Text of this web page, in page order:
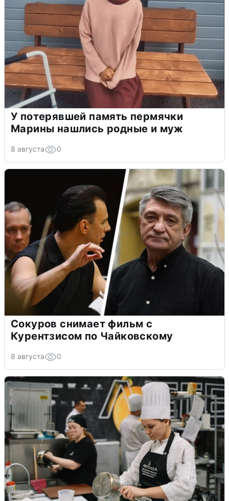
У потерявшей память пермячки
Марины нашлись родные и муж
8 августа 0
Сокуров снимает фильм с
Курентзисом по Чайковскому
8 августа 0